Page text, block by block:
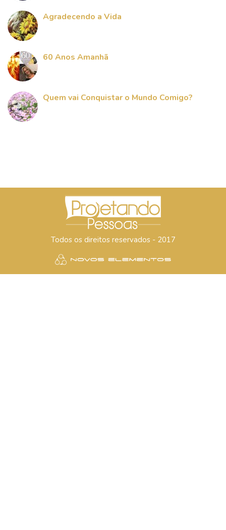
Agradecendo a Vida
60 Anos Amanhã
Quem vai Conquistar o Mundo Comigo?
Todos os direitos reservados - 2017